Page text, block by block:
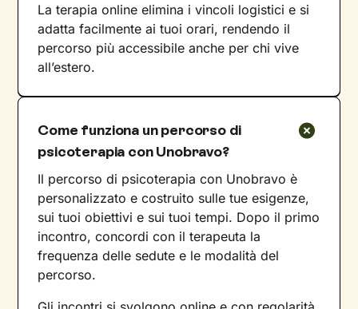
La terapia online elimina i vincoli logistici e si
adatta facilmente ai tuoi orari, rendendo il
percorso più accessibile anche per chi vive
all’estero.
Come funziona un percorso di
psicoterapia con Unobravo?
Il percorso di psicoterapia con Unobravo è
personalizzato e costruito sulle tue esigenze,
sui tuoi obiettivi e sui tuoi tempi. Dopo il primo
incontro, concordi con il terapeuta la
frequenza delle sedute e le modalità del
percorso.